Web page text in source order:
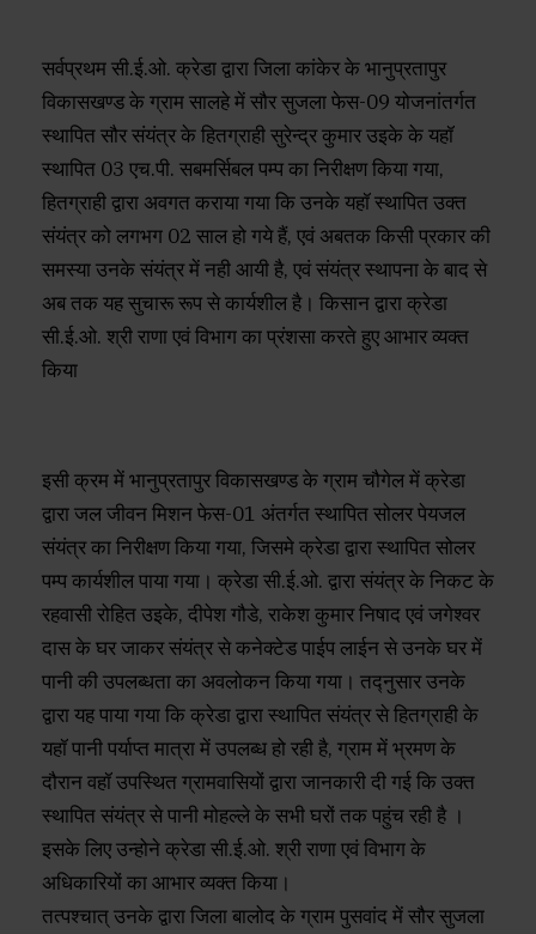
सर्वप्रथम सी.ई.ओ. क्रेडा द्वारा जिला कांकेर के भानुप्रतापुर
विकासखण्ड के ग्राम सालहे में सौर सुजला फेस-09 योजनांतर्गत
स्थापित सौर संयंत्र के हितग्राही सुरेन्द्र कुमार उइके के यहॉ
स्थापित 03 एच.पी. सबमर्सिबल पम्प का निरीक्षण किया गया,
हितग्राही द्वारा अवगत कराया गया कि उनके यहॉ स्थापित उक्त
संयंत्र को लगभग 02 साल हो गये हैं, एवं अबतक किसी प्रकार की
समस्या उनके संयंत्र में नही आयी है, एवं संयंत्र स्थापना के बाद से
अब तक यह सुचारू रूप से कार्यशील है। किसान द्वारा क्रेडा
सी.ई.ओ. श्री राणा एवं विभाग का प्रंशसा करते हुए आभार व्यक्त
किया
इसी क्रम में भानुप्रतापुर विकासखण्ड के ग्राम चौगेल में क्रेडा
द्वारा जल जीवन मिशन फेस-01 अंतर्गत स्थापित सोलर पेयजल
संयंत्र का निरीक्षण किया गया, जिसमे क्रेडा द्वारा स्थापित सोलर
पम्प कार्यशील पाया गया। क्रेडा सी.ई.ओ. द्वारा संयंत्र के निकट के
रहवासी रोहित उइके, दीपेश गौडे, राकेश कुमार निषाद एवं जगेश्वर
दास के घर जाकर संयंत्र से कनेक्टेड पाईप लाईन से उनके घर में
पानी की उपलब्धता का अवलोकन किया गया। तद्नुसार उनके
द्वारा यह पाया गया कि क्रेडा द्वारा स्थापित संयंत्र से हितग्राही के
यहॉ पानी पर्याप्त मात्रा में उपलब्ध हो रही है, ग्राम में भ्रमण के
दौरान वहॉ उपस्थित ग्रामवासियों द्वारा जानकारी दी गई कि उक्त
स्थापित संयंत्र से पानी मोहल्ले के सभी घरों तक पहुंच रही है ।
इसके लिए उन्होने क्रेडा सी.ई.ओ. श्री राणा एवं विभाग के
अधिकारियों का आभार व्यक्त किया।
तत्पश्चात् उनके द्वारा जिला बालोद के ग्राम पुसवांद में सौर सुजला